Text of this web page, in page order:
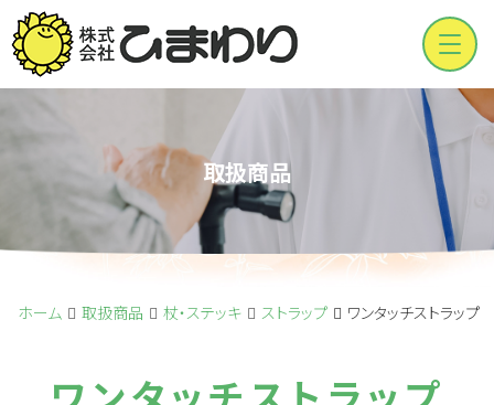
取扱商品
ホーム 取扱商品 杖・ステッキ ストラップ ワンタッチストラップ